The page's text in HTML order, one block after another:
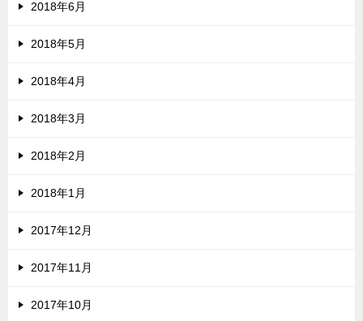
2018年6月
2018年5月
2018年4月
2018年3月
2018年2月
2018年1月
2017年12月
2017年11月
2017年10月